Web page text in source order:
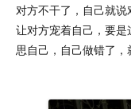
对方不干了，自己就
让对方宠着自己，要
思自己，自己做错了